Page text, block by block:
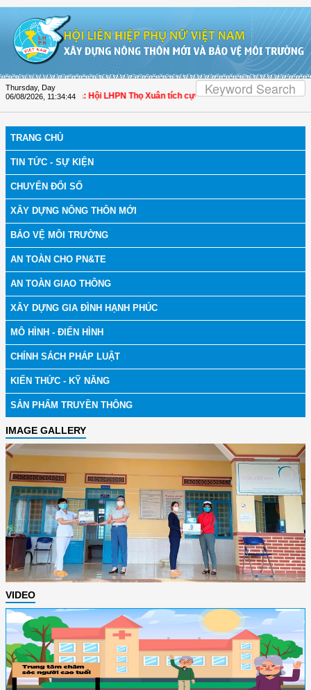
Thursday, Day
06/08/2026 11:34:45
| Thanh Hóa: Hội LHPN Thọ Xuân tích cực góp phần nâng cao tỷ lệ người
TRANG CHỦ
TIN TỨC - SỰ KIỆN
CHUYỂN ĐỔI SỐ
XÂY DỰNG NÔNG THÔN MỚI
BẢO VỆ MÔI TRƯỜNG
AN TOÀN CHO PN&TE
AN TOÀN GIAO THÔNG
XÂY DỰNG GIA ĐÌNH HẠNH PHÚC
MÔ HÌNH - ĐIỂN HÌNH
CHÍNH SÁCH PHÁP LUẬT
KIẾN THỨC - KỸ NĂNG
SẢN PHẨM TRUYỀN THÔNG
IMAGE GALLERY
VIDEO